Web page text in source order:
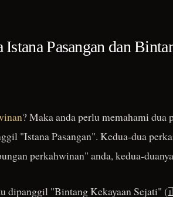
Pasangan dan
? Maka anda perlu memahami dua
"Istana Pasangan". Kedua-dua
perkahwinan" anda, kedua-
dipanggil "Bintang Kekayaan Sejati"